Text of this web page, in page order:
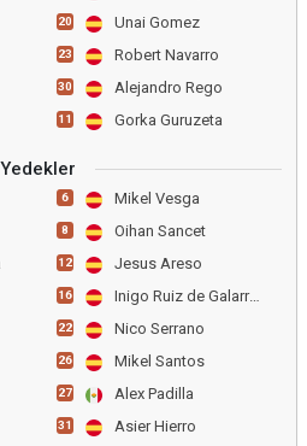
20 Unai Gomez
23 Robert Navarro
30 Alejandro Rego
11 Gorka Guruzeta
Yedekler
6 Mikel Vesga
8 Oihan Sancet
12 Jesus Areso
16 Inigo Ruiz de Galarreta
22 Nico Serrano
26 Mikel Santos
27 Alex Padilla
31 Asier Hierro